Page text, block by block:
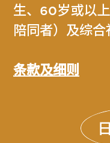
生、60岁或以
陪同者）及综合
条款及细则